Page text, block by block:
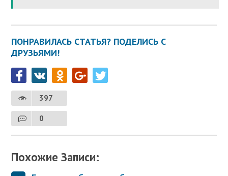
ПОНРАВИЛАСЬ СТАТЬЯ? ПОДЕЛИСЬ С
ДРУЗЬЯМИ!
397
0
Похожие Записи: